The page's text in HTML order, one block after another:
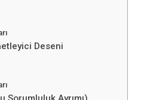
Deseni